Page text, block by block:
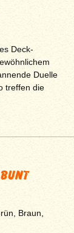
Deck-
Duelle
treffen die
Braun,